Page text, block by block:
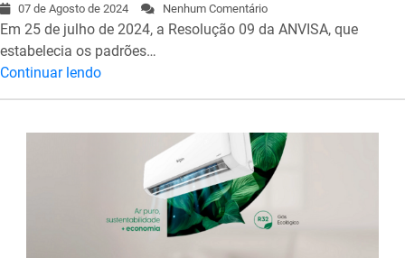
07 de Agosto de 2024 Nenhum Comentário
Em 25 de julho de 2024, a Resolução 09 da ANVISA, que
estabelecia os padrões…
Continuar lendo